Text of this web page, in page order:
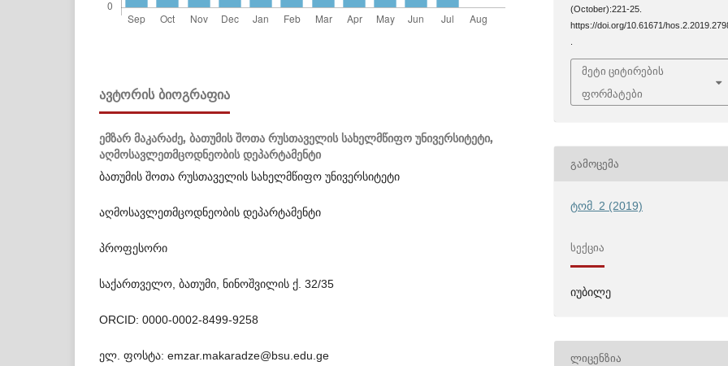
ᲐᲕᲢᲝᲠᲘᲡ ᲑᲘᲝᲒᲠᲐᲤᲘᲐ
ემზარ მაკარაძე, ბათუმის შოთა რუსთაველის სახელმწიფო უნივერსიტეტი,
აღმოსავლეთმცოდნეობის დეპარტამენტი
ბათუმის შოთა რუსთაველის სახელმწიფო უნივერსიტეტი
აღმოსავლეთმცოდნეობის დეპარტამენტი
პროფესორი
საქართველო, ბათუმი, ნინოშვილის ქ. 32/35
ORCID: 0000-0002-8499-9258
ელ. ფოსტა: emzar.makaradze@bsu.edu.ge
(October):221-25.
https://doi.org/10.61671/
მეტი ციტირების
ფორმატები
ᲒᲐᲛᲝᲪᲔᲛᲐ
ტომ. 2 (2019)
ᲡᲔᲥᲪᲘᲐ
იუბილე
ᲚᲘᲪᲔᲜᲖᲘᲐ